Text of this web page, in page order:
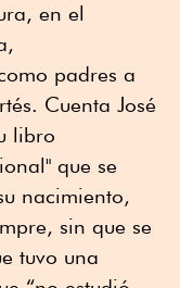
en el
padres a
Cuenta José
libro
que se
nacimiento,
sin que se
tuvo una